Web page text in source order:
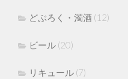
どぶろく・濁酒 (12)
ビール (20)
リキュール (7)